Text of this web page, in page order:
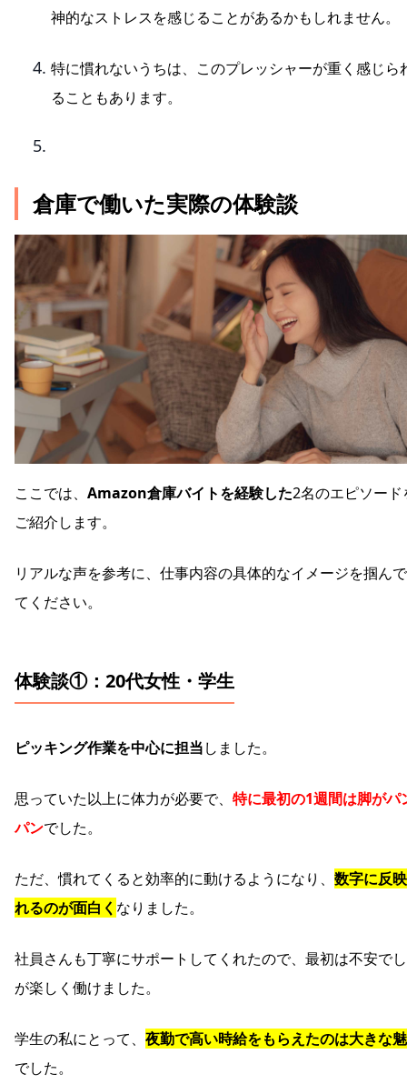
神的なストレスを感じることがあるかもしれません。
特に慣れないうちは、このプレッシャーが重く感じら
ることもあります。
倉庫で働いた実際の体験談
ここでは、 Amazon倉庫バイトを経験した2名のエピソード
ご紹介します。
リアルな声を参考に、仕事内容の具体的なイメージを掴ん
てください。
体験談①：20代女性・学生
ピッキング作業を中心に担当しました。
思っていた以上に体力が必要で、 特に最初の1週間は脚がパ
パンでした。
ただ、慣れてくると効率的に動けるようになり、 数字に反
れるのが面白く なりました。
社員さんも丁寧にサポートしてくれたので、最初は不安で
が楽しく働けました。
学生の私にとって、 夜勤で高い時給をもらえたのは大きな
でした。